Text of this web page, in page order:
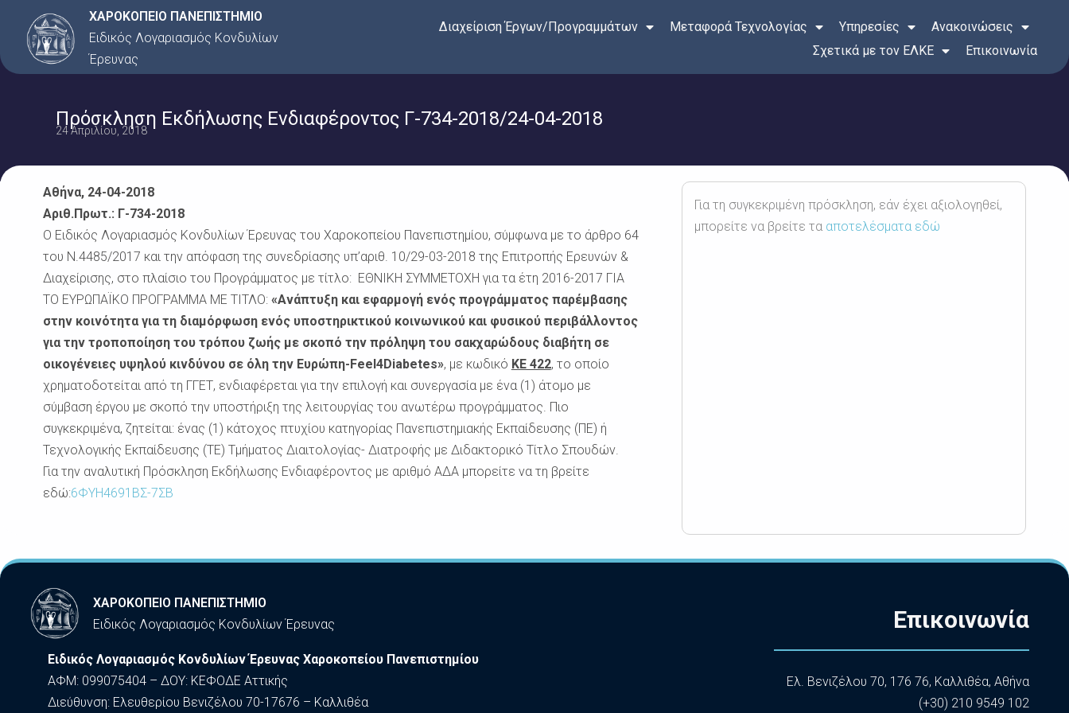
Μετάβαση
περιεχόμενο
ΧΑΡΟΚΟΠΕΙΟ ΠΑΝΕΠΙΣΤΗΜΙΟ
Ειδικός Λογαριασμός Κονδυλίων
Έρευνας
Διαχείριση Έργων/Προγραμμάτων Μεταφορά Τεχνολογίας Υπηρεσίες
Ανακοινώσεις
Σχετικά με τον ΕΛΚΕ
Επικοινωνία
Πρόσκληση Εκδήλωσης Ενδιαφέροντος Γ-734-2018/24-04-2018
24 Απριλίου, 2018
Αθήνα, 24-04-2018
Αριθ.Πρωτ.: Γ-734-2018
Ο Ειδικός Λογαριασμός Κονδυλίων Έρευνας του Χαροκοπείου Πανεπιστημίου, σύμφωνα με το άρθρο 64
του Ν.4485/2017 και την απόφαση της συνεδρίασης υπ’αριθ. 10/29-03-2018 της Επιτροπής Ερευνών &
Διαχείρισης, στο πλαίσιο του Προγράμματος με τίτλο: ΕΘΝΙΚΗ ΣΥΜΜΕΤΟΧΗ για τα έτη 2016-2017 ΓΙΑ
ΤΟ ΕΥΡΩΠΑΪΚΟ ΠΡΟΓΡΑΜΜΑ ΜΕ ΤΙΤΛΟ: «Ανάπτυξη και εφαρμογή ενός προγράμματος παρέμβασης
στην κοινότητα για τη διαμόρφωση ενός υποστηρικτικού κοινωνικού και φυσικού περιβάλλοντος
για την τροποποίηση του τρόπου ζωής με σκοπό την πρόληψη του σακχαρώδους διαβήτη σε
οικογένειες υψηλού κινδύνου σε όλη την Ευρώπη- Feel4Diabetes», με κωδικό ΚΕ 422, το οποίο
χρηματοδοτείται από τη ΓΓΕΤ, ενδιαφέρεται για την επιλογή και συνεργασία με ένα (1) άτομο με
σύμβαση έργου με σκοπό την υποστήριξη της λειτουργίας του ανωτέρω προγράμματος. Πιο
συγκεκριμένα, ζητείται: ένας (1) κάτοχος πτυχίου κατηγορίας Πανεπιστημιακής Εκπαίδευσης (ΠΕ) ή
Τεχνολογικής Εκπαίδευσης (ΤΕ) Τμήματος Διαιτολογίας- Διατροφής με Διδακτορικό Τίτλο Σπουδών.
Για την αναλυτική Πρόσκληση Εκδήλωσης Ενδιαφέροντος με αριθμό ΑΔΑ μπορείτε να τη βρείτε
εδώ:6ΦΥΗ4691ΒΣ-7ΣΒ
Για τη συγκεκριμένη πρόσκληση, εάν έχει αξιολογηθεί,
μπορείτε να βρείτε τα αποτελέσματα εδώ
ΧΑΡΟΚΟΠΕΙΟ ΠΑΝΕΠΙΣΤΗΜΙΟ
Ειδικός Λογαριασμός Κονδυλίων Έρευνας
Ειδικός Λογαριασμός Κονδυλίων Έρευνας Χαροκοπείου Πανεπιστημίου
ΑΦΜ: 099075404 – ΔΟΥ: ΚΕΦΟΔΕ Αττικής
Διεύθυνση: Ελευθερίου Βενιζέλου 70-17676 – Καλλιθέα
Επικοινωνία
Ελ. Βενιζέλου 70, 176 76, Καλλιθέα, Αθήνα
(+30) 210 9549 102